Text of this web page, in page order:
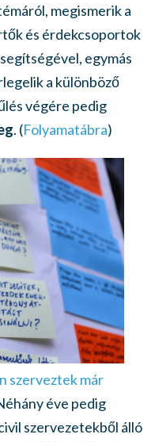
megismerik a
és érdekcsoportok
egymás
a különböző
végére pedig
. (Folyamatábra)
szerveztek már
éve pedig
szervezetekből álló